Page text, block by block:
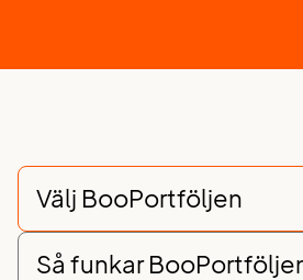
Välj BooPortföljen
Så funkar